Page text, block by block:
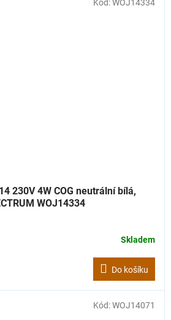
230V 4W COG neutrální bílá,
WOJ14334
Skladem
Do košíku
Kód:WOJ14334
Kód:WOJ14071